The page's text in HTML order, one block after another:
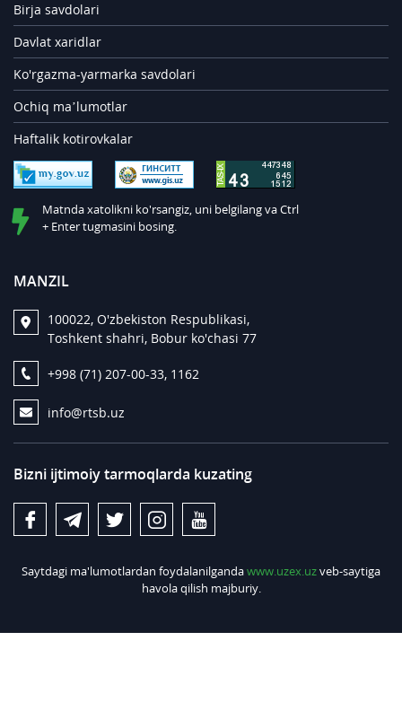
Birja savdolari
Davlat xaridlar
Ko'rgazma-yarmarka savdolari
Ochiq ma’lumotlar
Haftalik kotirovkalar
Matnda xatolikni ko'rsangiz, uni belgilang va Ctrl
+ Enter tugmasini bosing.
MANZIL
100022, O'zbekiston Respublikasi,
Toshkent shahri, Bobur ko'chasi 77
+998 (71) 207-00-33, 1162
info@rtsb.uz
Bizni ijtimoiy tarmoqlarda kuzating
Saytdagi ma'lumotlardan foydalanilgandawww.uzex.uzveb-saytiga
havola qilish majburiy.